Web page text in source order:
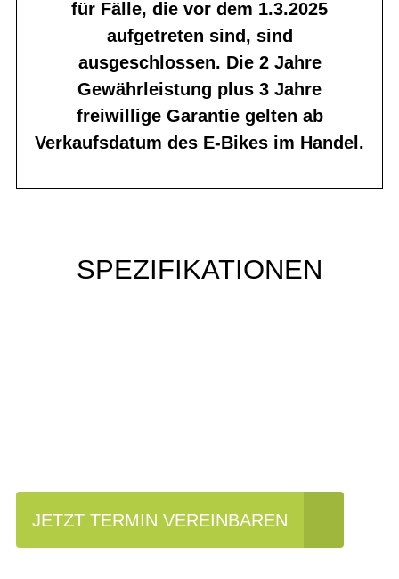
für Fälle, die vor dem 1.3.2025
aufgetreten sind, sind
ausgeschlossen. Die 2 Jahre
Gewährleistung plus 3 Jahre
freiwillige Garantie gelten ab
Verkaufsdatum des E-Bikes im Handel.
SPEZIFIKATIONEN
JETZT TERMIN VEREINBAREN